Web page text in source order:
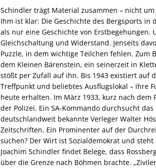
Schindler trägt Material zusammen – nicht
Ihm ist klar: Die Geschichte des Bergsports
als nur eine Geschichte von Erstbegehungen.
Gleichschaltung und Widerstand. Jenseits
Puzzle, in dem wichtige Teilchen fehlen. Zum
dem Kleinen Bärenstein, ein seinerzeit in
stößt per Zufall auf ihn. Bis 1943 existiert auf
Treffpunkt und beliebtes Ausflugslokal – ihre
heute erhalten. Im März 1933, kurz nach
der Polizei. Ein SA-Kommando durchsucht
deutschlandweit bekannte Verleger Walter
Zeitschriften. Ein Prominenter auf der
suchen? Der Wirt ist Sozialdemokrat und
Joachim Schindler findet Belege, dass
über die Grenze nach Böhmen brachte.